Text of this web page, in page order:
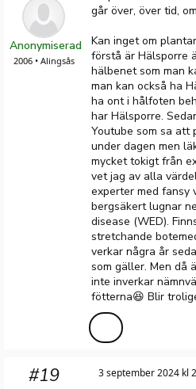
Anonymiserad
2006 • Alingsås
går över, över tid,
Kan inget om
förstå är Hälsporre
hälbenet som man
man kan också ha
ha ont i hålfoten
har Hälsporre.
Youtube som sa att
under dagen men
mycket tokigt från
vet jag av alla
experter med fansy
bergsäkert lugnar
disease (WED).
stretchande
verkar några år
som gäller. Men då
inte inverkar
fötterna😆 Blir
#19 3 september 2024 kl